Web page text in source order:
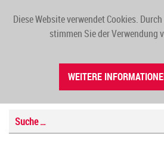
Diese Website verwendet Cookies.
stimmen Sie der Verwendung
WEITERE